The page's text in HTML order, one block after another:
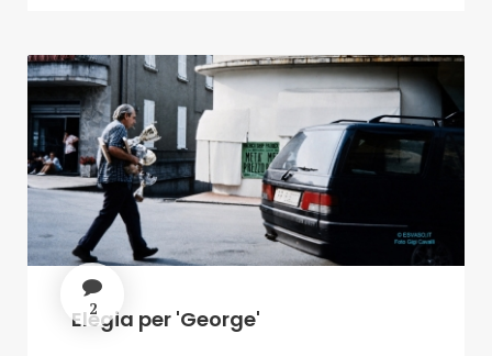
2
Elegia per 'George'